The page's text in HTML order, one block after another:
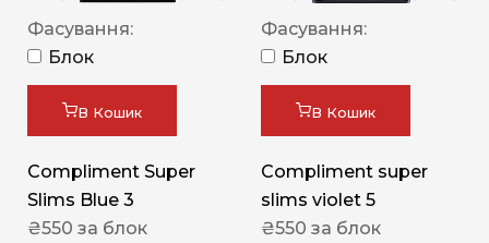
Фасування:
Блок
В Кошик
Compliment Super
Slims Blue 3
₴550 за блок
Фасування:
Блок
В Кошик
Compliment super
slims violet 5
₴550 за блок